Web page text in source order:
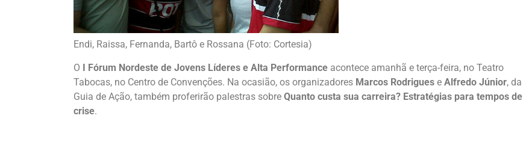
Endi, Raissa, Fernanda, Bartô e Rossana (Foto: Cortesia)
O I Fórum Nordeste de Jovens Líderes e Alta Performance acontece amanhã e terça-feira, no Teatro
Tabocas, no Centro de Convenções. Na ocasião, os organizadores Marcos Rodrigues e Alfredo Júnior, da
Guia de Ação, também proferirão palestras sobre Quanto custa sua carreira? Estratégias para tempos de
crise.